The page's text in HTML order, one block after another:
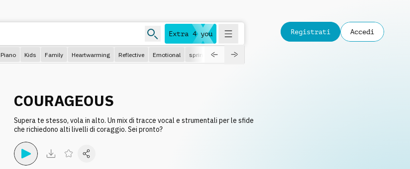
Extra 4 you
Piano Kids Family Heartwarming Reflective Emotional spring
Registrati Accedi
COURAGEOUS
Supera te stesso, vola in alto. Un mix di tracce vocal e strumentali per le sfide
che richiedono alti livelli di coraggio. Sei pronto?